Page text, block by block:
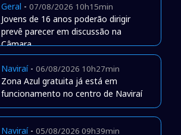
Geral - 07/08/2026 10h15min
Jovens de 16 anos poderão dirigir
prevê parecer em discussão na
Câmara
Naviraí- 06/08/2026 10h27min
Zona Azul gratuita já está em
funcionamento no centro de Naviraí
Naviraí- 05/08/2026 09h39min